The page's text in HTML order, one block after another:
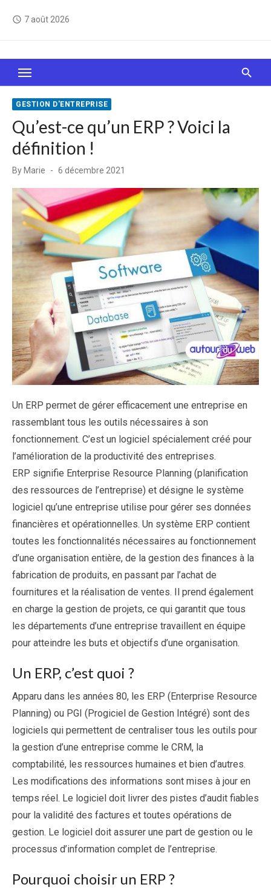
access_time 7 août 2026
Le Web, c'est comme une boîte de chocolats… On
sait jamais sur quoi on va tomber !
GESTION D'ENTREPRISE
Qu’est-ce qu’un ERP ? Voici la
définition !
By Marie
Posted
6 décembre 2021
Un ERP permet de gérer efficacement une entreprise en
rassemblant tous les outils nécessaires à son
fonctionnement. C’est un logiciel spécialement créé pour
l’amélioration de la productivité des entreprises.
ERP signifie Enterprise Resource Planning (planification
des ressources de l’entreprise) et désigne le système
logiciel qu’une entreprise utilise pour gérer ses données
financières et opérationnelles. Un système ERP contient
toutes les fonctionnalités nécessaires au fonctionnement
d’une organisation entière, de la gestion des finances à la
fabrication de produits, en passant par l’achat de
fournitures et la réalisation de ventes. Il prend également
en charge la gestion de projets, ce qui garantit que tous
les départements d’une entreprise travaillent en équipe
pour atteindre les buts et objectifs d’une organisation.
Un ERP, c’est quoi ?
Apparu dans les années 80, les ERP (Enterprise Resource
Planning) ou PGI (Progiciel de Gestion Intégré) sont des
logiciels qui permettent de centraliser tous les outils pour
la gestion d’une entreprise comme le CRM, la
comptabilité, les ressources humaines et bien d’autres.
Les modifications des informations sont mises à jour en
temps réel. Le logiciel doit livrer des pistes d’audit fiables
pour la validité des factures et toutes opérations de
gestion. Le logiciel doit assurer une part de gestion ou le
processus d’information complet de l’entreprise.
Pourquoi choisir un ERP ?